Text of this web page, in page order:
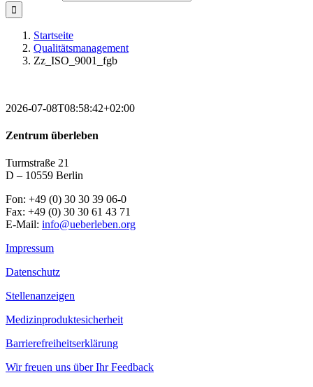
Startseite
Qualitätsmanagement
Zz_ISO_9001_fgb
2026-07-08T08:58:42+02:00
Zentrum überleben
Turmstraße 21
D – 10559 Berlin
Fon: +49 (0) 30 30 39 06-0
Fax: +49 (0) 30 30 61 43 71
E-Mail: info@ueberleben.org
Impressum
Datenschutz
Stellenanzeigen
Medizinproduktesicherheit
Barrierefreiheitserklärung
Wir freuen uns über Ihr Feedback